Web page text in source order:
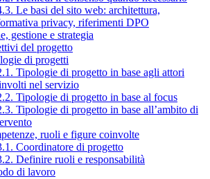
Le basi del sito web: architettura,
privacy, riferimenti DPO
gestione e strategia
del progetto
di progetti
Tipologie di progetto in base agli attori
nel servizio
Tipologie di progetto in base al focus
Tipologie di progetto in base all’ambito di
ruoli e figure coinvolte
Coordinatore di progetto
Definire ruoli e responsabilità
di lavoro